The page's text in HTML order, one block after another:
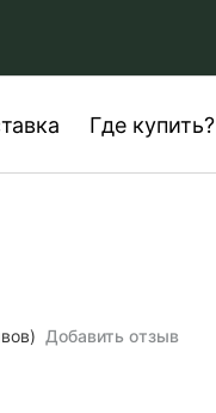
Где купить?
Добавить отзыв